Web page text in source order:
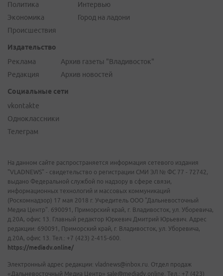
Политика
Экономика
Происшествия
Интервью
Город на ладони
Издательство
Реклама
Редакция
Архив газеты "Владивосток"
Архив новостей
Социальные сети
vkontakte
Одноклассники
Телеграм
На данном сайте распространяется информация сетевого издания
"VLADNEWS" - свидетельство о регистрации СМИ ЭЛ № ФС 77 - 72742,
выдано Федеральной службой по надзору в сфере связи,
информационных технологий и массовых коммуникаций
(Роскомнадзор) 17 мая 2018 г. Учредитель ООО "Дальневосточный
Медиа Центр". 690091, Приморский край, г. Владивосток, ул. Уборевича,
д.20А, офис 13. Главный редактор Юркевич Дмитрий Юрьевич. Адрес
редакции: 690091, Приморский край, г. Владивосток, ул. Уборевича,
д.20А, офис 13. Тел.: +7 (423) 2-415-600.
https://mediadv.online/
Электронный адрес редакции: vladnews@inbox.ru. Отдел продаж
«Дальневосточный Медиа Центр» sale@mediadv.online. Тел.: +7 (423)